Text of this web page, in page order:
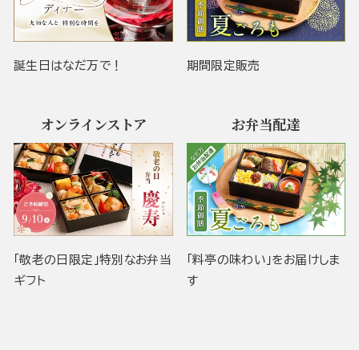
誕生日はなだ万で！ 期間限定販売
オンラインストア
「敬老の日限定」特別なお弁当
ギフト
お弁当配達
「料亭の味わい」をお届けしま
す